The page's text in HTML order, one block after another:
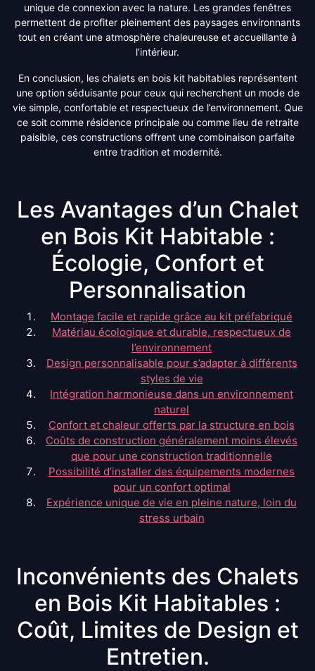
unique de connexion avec la nature. Les grandes fenêtres
permettent de profiter pleinement des paysages environnants
tout en créant une atmosphère chaleureuse et accueillante à
l’intérieur.
En conclusion, les chalets en bois kit habitables représentent
une option séduisante pour ceux qui recherchent un mode de
vie simple, confortable et respectueux de l’environnement. Que
ce soit comme résidence principale ou comme lieu de retraite
paisible, ces constructions offrent une combinaison parfaite
entre tradition et modernité.
Les Avantages d’un Chalet
en Bois Kit Habitable :
Écologie, Confort et
Personnalisation
Montage facile et rapide grâce au kit préfabriqué
Matériau écologique et durable, respectueux de
l’environnement
Design personnalisable pour s’adapter à différents
styles de vie
Intégration harmonieuse dans un environnement
naturel
Confort et chaleur offerts par la structure en bois
Coûts de construction généralement moins élevés
que pour une construction traditionnelle
Possibilité d’installer des équipements modernes
pour un confort optimal
Expérience unique de vie en pleine nature, loin du
stress urbain
Inconvénients des Chalets
en Bois Kit Habitables :
Coût, Limites de Design et
Entretien.